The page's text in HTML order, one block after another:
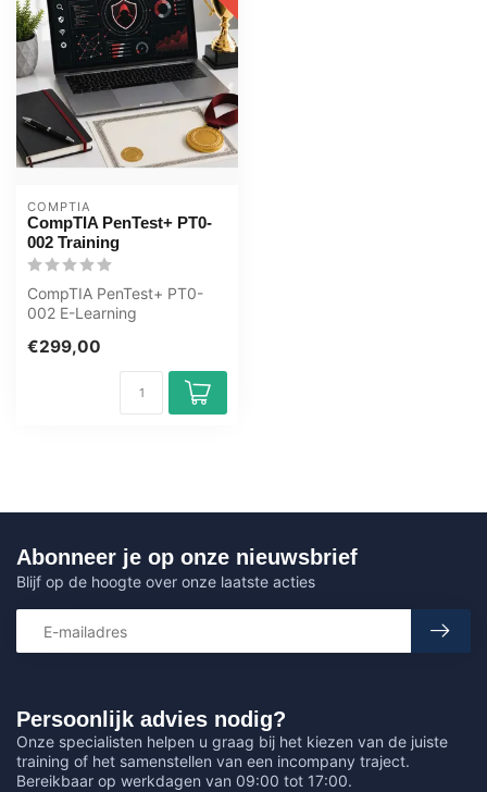
COMPTIA
CompTIA PenTest+ PT0-
002 Training
CompTIA PenTest+ PT0-
002 E-Learning
Quizzen Online ment...
€299,00
Persoonlijk advies nodig?
Onze specialisten helpen u graag bij het kiezen van de juiste
training of het samenstellen van een incompany traject.
Bereikbaar op werkdagen van 09:00 tot 17:00.
Abonneer je op onze nieuwsbrief
Blijf op de hoogte over onze laatste acties